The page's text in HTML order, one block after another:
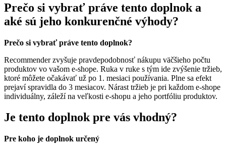
Prečo si vybrať práve tento doplnok a
aké sú jeho konkurenčné výhody?
Prečo si vybrať práve tento doplnok?
Recommender zvyšuje pravdepodobnosť nákupu väčšieho počtu
produktov vo vašom e-shope. Ruka v ruke s tým ide zvýšenie tržieb,
ktoré môžete očakávať už po 1. mesiaci používania. Plne sa efekt
prejaví spravidla do 3 mesiacov. Nárast tržieb je pri každom e-shope
individuálny, záleží na veľkosti e-shopu a jeho portfóliu produktov.
Je tento doplnok pre vás vhodný?
Pre koho je doplnok určený